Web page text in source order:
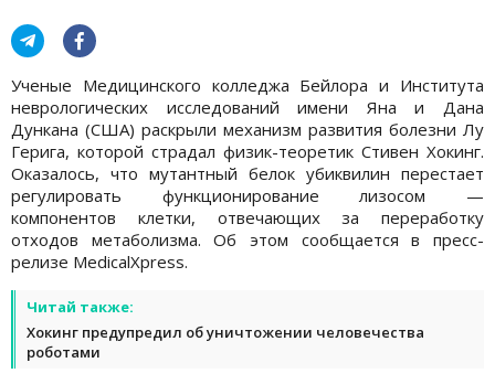
Ученые Медицинского колледжа Бейлора и Института
неврологических исследований имени Яна и Дана
Дункана (США) раскрыли механизм развития болезни Лу
Герига, которой страдал физик-теоретик Стивен Хокинг.
Оказалось, что мутантный белок убиквилин перестает
регулировать функционирование лизосом —
компонентов клетки, отвечающих за переработку
отходов метаболизма. Об этом сообщается в пресс-
релизе MedicalXpress.
Читай также:
Хокинг предупредил об уничтожении человечества
роботами